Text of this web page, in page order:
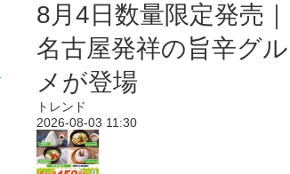
8月4日数量限定発売｜
名古屋発祥の旨辛グル
メが登場
トレンド
2026-08-03 11:30